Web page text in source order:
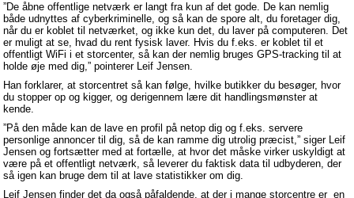
”De åbne offentlige netværk er langt fra kun af det gode. De kan nemlig
både udnyttes af cyberkriminelle, og så kan de spore alt, du foretager dig,
når du er koblet til netværket, og ikke kun det, du laver på computeren. Det
er muligt at se, hvad du rent fysisk laver. Hvis du f.eks. er koblet til et
offentligt WiFi i et storcenter, så kan der nemlig bruges GPS-tracking til at
holde øje med dig,” pointerer Leif Jensen.
Han forklarer, at storcentret så kan følge, hvilke butikker du besøger, hvor
du stopper op og kigger, og derigennem lære dit handlingsmønster at
kende.
”På den måde kan de lave en profil på netop dig og f.eks. servere
personlige annoncer til dig, så de kan ramme dig utrolig præcist,” siger Leif
Jensen og fortsætter med at fortælle, at hvor det måske virker uskyldigt at
være på et offentligt netværk, så leverer du faktisk data til udbyderen, der
så igen kan bruge dem til at lave statistikker om dig.
Leif Jensen finder det da også påfaldende, at der i mange storcentre er en